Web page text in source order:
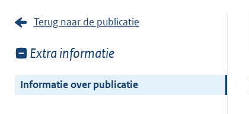
Terug naar de publicatie
Toon
van:
Extra informatie
Informatie over publicatie